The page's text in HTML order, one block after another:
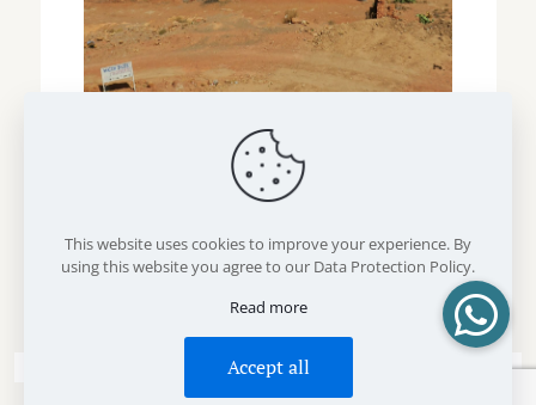
Webdesign
This website uses cookies to improve your experience. By
using this website you agree to our Data Protection Policy.
Read more
Accept all
Néerlandais) English